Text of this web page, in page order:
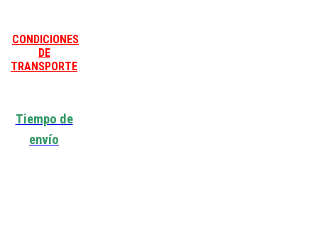
CONDICIONES
DE
TRANSPORTE
Tiempo de
envío